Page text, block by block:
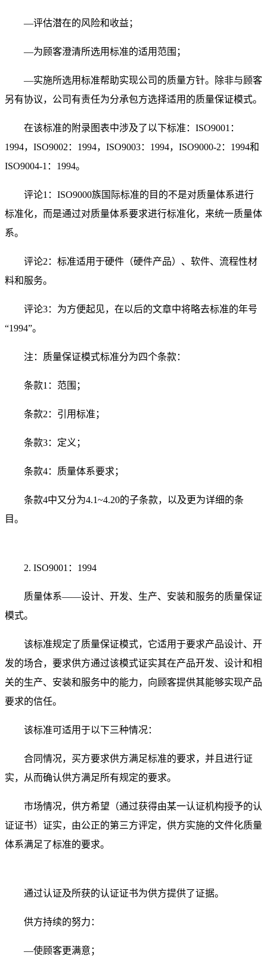
—评估潜在的风险和收益；
—为顾客澄清所选用标准的适用范围；
—实施所选用标准帮助实现公司的质量方针。除非与顾客
另有协议，公司有责任为分承包方选择适用的质量保证模式。
在该标准的附录图表中涉及了以下标准：ISO9001：
1994，ISO9002：1994，ISO9003：1994，ISO9000-2：1994和
ISO9004-1：1994。
评论1：ISO9000族国际标准的目的不是对质量体系进行
标准化，而是通过对质量体系要求进行标准化，来统一质量体
系。
评论2：标准适用于硬件（硬件产品）、软件、流程性材
料和服务。
评论3：为方便起见，在以后的文章中将略去标准的年号
“1994”。
注：质量保证模式标准分为四个条款：
条款1：范围；
条款2：引用标准；
条款3：定义；
条款4：质量体系要求；
条款4中又分为4.1~4.20的子条款，以及更为详细的条
目。
2. ISO9001：1994
质量体系——设计、开发、生产、安装和服务的质量保证
模式。
该标准规定了质量保证模式，它适用于要求产品设计、开
发的场合，要求供方通过该模式证实其在产品开发、设计和相
关的生产、安装和服务中的能力，向顾客提供其能够实现产品
要求的信任。
该标准可适用于以下三种情况：
合同情况，买方要求供方满足标准的要求，并且进行证
实，从而确认供方满足所有规定的要求。
市场情况，供方希望（通过获得由某一认证机构授予的认
证证书）证实，由公正的第三方评定，供方实施的文件化质量
体系满足了标准的要求。
通过认证及所获的认证证书为供方提供了证据。
供方持续的努力：
—使顾客更满意；